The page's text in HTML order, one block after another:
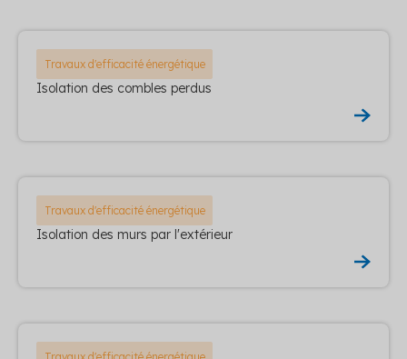
Travaux d'efficacité énergétique
Isolation des combles perdus
Travaux d'efficacité énergétique
Isolation des murs par l'extérieur
Travaux d'efficacité énergétique